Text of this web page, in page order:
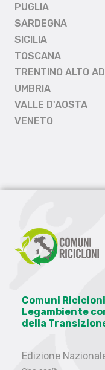
PUGLIA
SARDEGNA
SICILIA
TOSCANA
TRENTINO ALTO
UMBRIA
VALLE D'AOSTA
VENETO
Comuni
Legambiente
della
Edizione